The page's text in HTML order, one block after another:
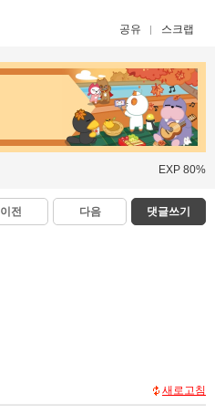
공유 스크랩
EXP 80%
이전 다음 댓글쓰기
새로고침